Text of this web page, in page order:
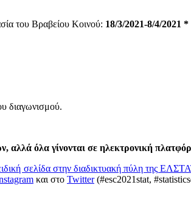
του Βραβείου Κοινού: 18/3/2021-8/4/2021 *
διαγωνισμού.
αλλά όλα γίνονται σε ηλεκτρονική
σελίδα στην διαδικτυακή πύλη της
και στο Twitter(#esc2021stat,